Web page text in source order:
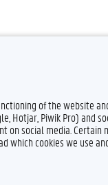
of the website
Piwik Pro) and
social media. Certain
cookies we use